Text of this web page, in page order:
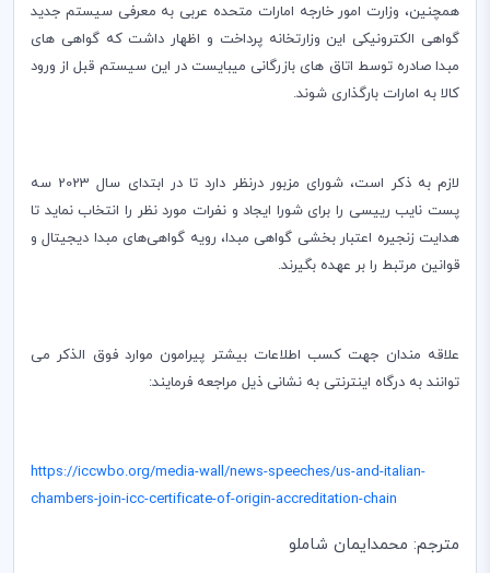
همچنین، وزارت امور خارجه امارات متحده عربی به معرفی سیستم جدید
گواهی الکترونیکی این وزارتخانه پرداخت و اظهار داشت که گواهی های
مبدا صادره توسط اتاق های بازرگانی میبایست در این سیستم قبل از ورود
کالا به امارات بارگذاری شوند.
لازم به ذکر است، شورای مزبور درنظر دارد تا در ابتدای سال 2023 سه
پست نایب رییسی را برای شورا ایجاد و نفرات مورد نظر را انتخاب نماید تا
هدایت زنجیره اعتبار بخشی گواهی مبدا، رویه گواهی‌های مبدا دیجیتال و
قوانین مرتبط را بر عهده بگیرند.
علاقه مندان جهت کسب اطلاعات بیشتر پیرامون موارد فوق الذکر می
توانند به درگاه اینترنتی به نشانی ذیل مراجعه فرمایند:
https://iccwbo.org/media-wall/news-speeches/us-and-italian-
chambers-join-icc-certificate-of-origin-accreditation-chain
مترجم: محمدایمان شاملو